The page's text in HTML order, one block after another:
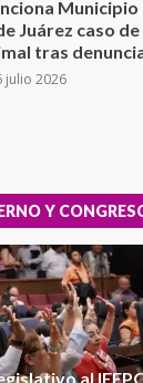
FGR lo
presuntos
delincuencia
Xanica: Jesús
2026
Poder
y al Iocied a
técnica
de las
Y
al